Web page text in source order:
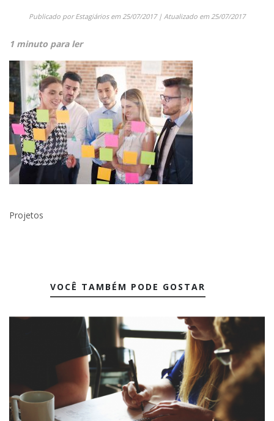
Publicado porEstagiáriosem25/07/2017| Atualizado em25/07/2017
1 minuto para ler
Projetos
VOCÊ TAMBÉM PODE GOSTAR